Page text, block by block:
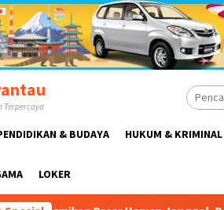
Terpercaya
& BUDAYA HUKUM & KRIMINAL
LOKER